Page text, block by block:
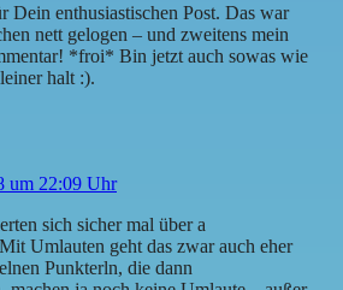
Dein enthusiastischen Post. Das war
nett gelogen – und zweitens mein
*froi* Bin jetzt auch sowas wie
halt :).
um 22:09 Uhr
sich sicher mal über a
Umlauten geht das zwar auch eher
Punkterln, die dann